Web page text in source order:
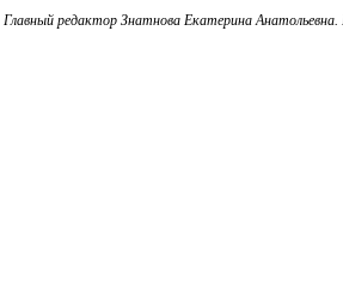
Главный редактор Знатнова Екатерина Анатольевна.